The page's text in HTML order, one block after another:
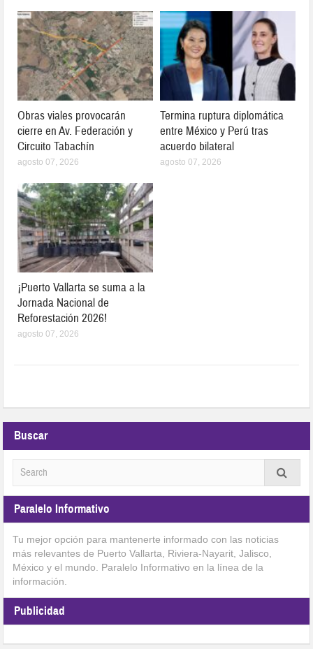
Obras viales provocarán
cierre en Av. Federación y
Circuito Tabachín
agosto 07, 2026
Termina ruptura diplomática
entre México y Perú tras
acuerdo bilateral
agosto 07, 2026
¡Puerto Vallarta se suma a la
Jornada Nacional de
Reforestación 2026!
agosto 07, 2026
Buscar
Paralelo Informativo
Tu mejor opción para mantenerte informado con las noticias
más relevantes de Puerto Vallarta, Riviera-Nayarit, Jalisco,
México y el mundo. Paralelo Informativo en la línea de la
información.
Publicidad